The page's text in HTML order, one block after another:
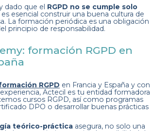
dado que el RGPD no se cumple solo
es esencial construir una buena cultura de
La formación periódica es una obligación
principio de responsabilidad.
formación RGPD en
RGPD en Francia y España y con
Actecil es tu entidad formadora
cursos RGPD, así como programas
DPO o desarrollar buenas prácticas
teórico-práctica asegura, no solo una